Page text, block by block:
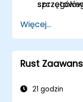
Więcej...
Rust
21 godzin